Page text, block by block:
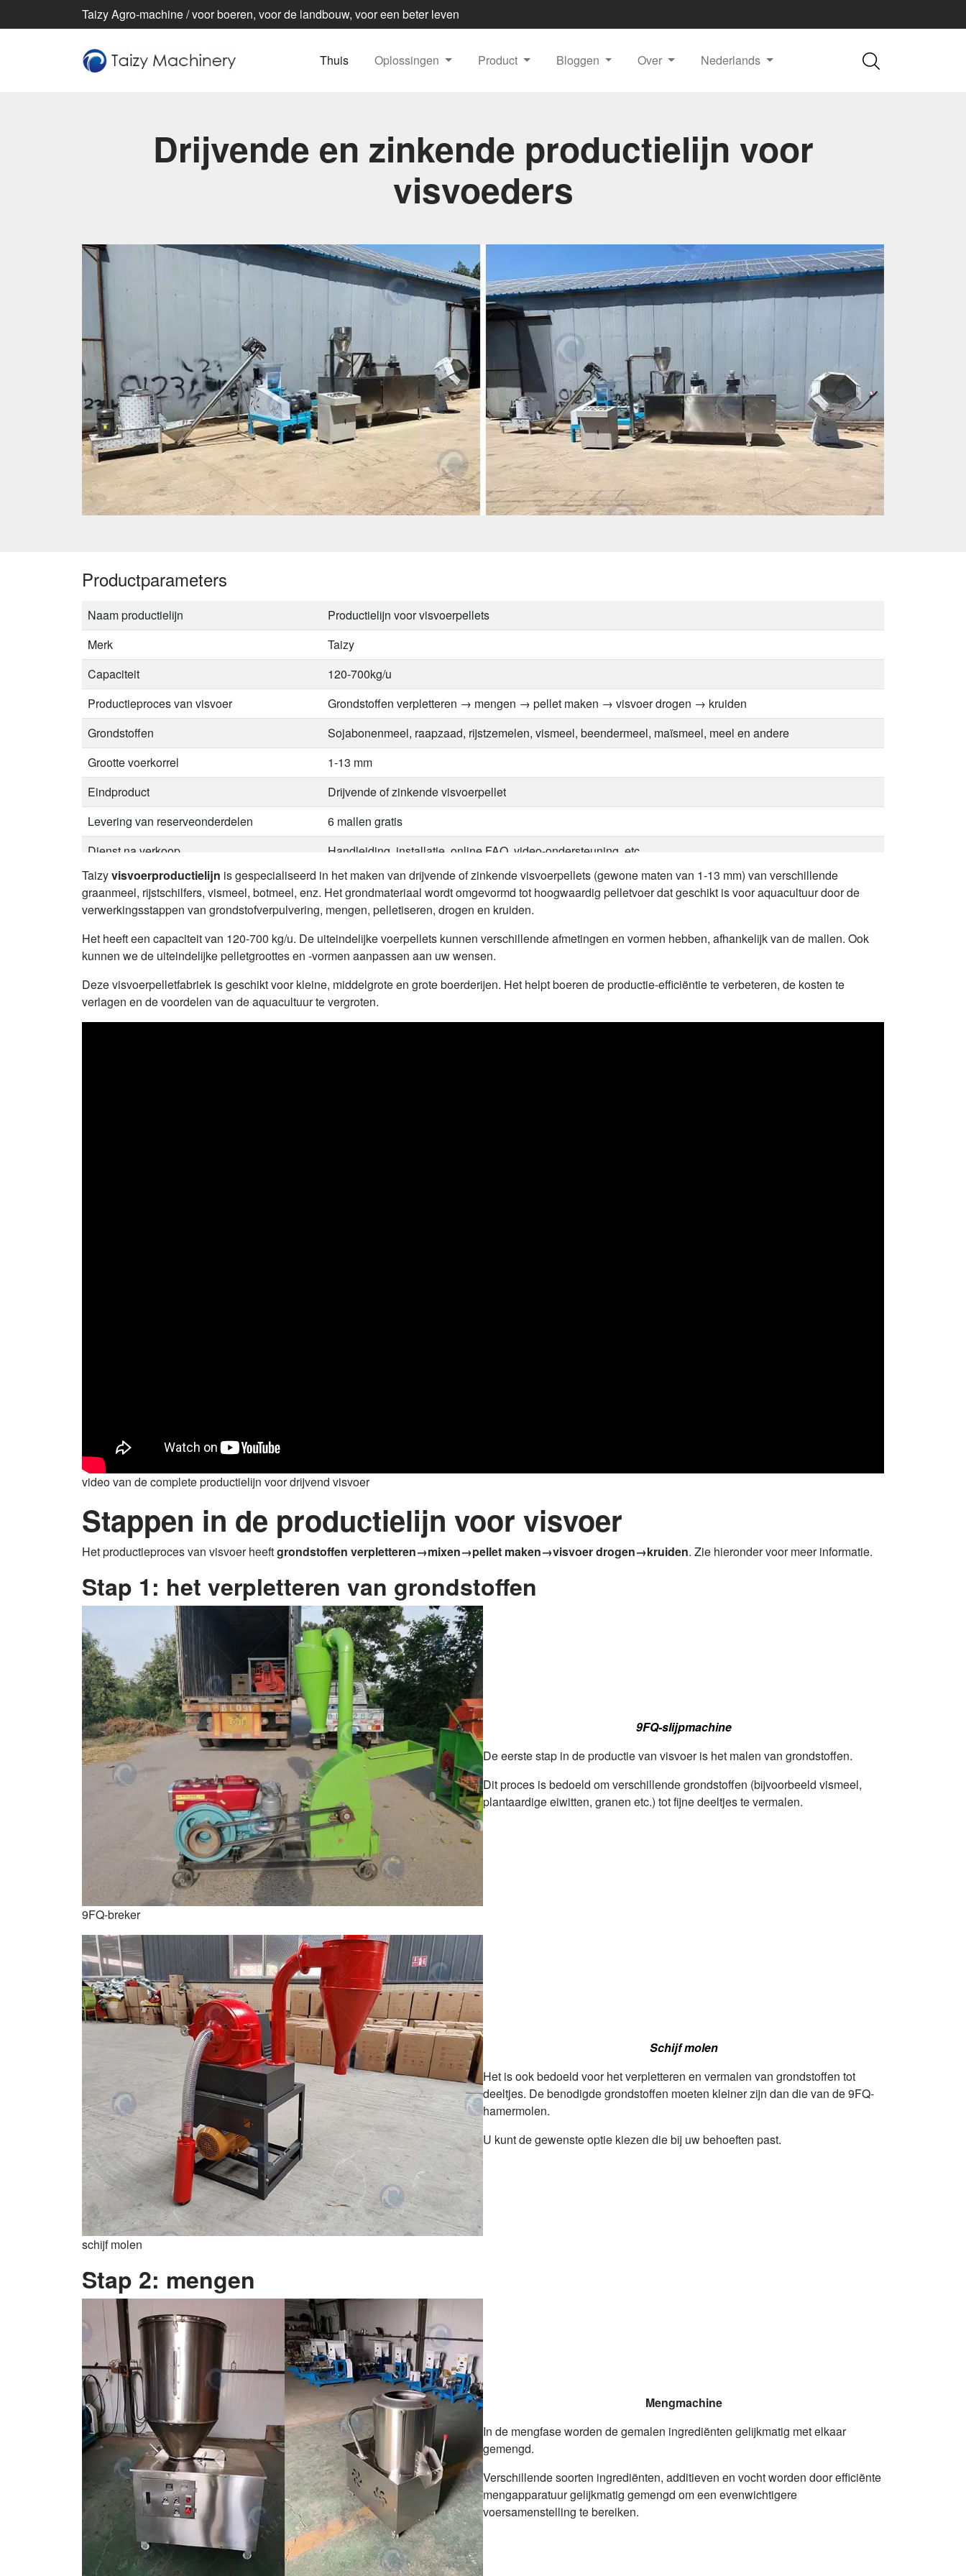
Taizy Agro-machine / voor boeren, voor de landbouw, voor een beter leven
Thuis Oplossingen Product Bloggen Over Nederlands
Drijvende en zinkende productielijn voor
visvoeders
Productparameters
Naam productielijn
Productielijn voor visvoerpellets
Merk
Taizy
Capaciteit
120-700kg/u
Productieproces van visvoer
Grondstoffen verpletteren → mengen → pellet maken → visvoer drogen → kruiden
Grondstoffen
Sojabonenmeel, raapzaad, rijstzemelen, vismeel, beendermeel, maïsmeel, meel en andere
Grootte voerkorrel
1-13 mm
Eindproduct
Drijvende of zinkende visvoerpellet
Levering van reserveonderdelen
6 mallen gratis
Dienst na verkoop
Handleiding, installatie, online FAQ, video-ondersteuning, etc.
Taizyvisvoerproductielijn is gespecialiseerd in het maken van drijvende of zinkende visvoerpellets (gewone maten van 1-13 mm) van verschillende
graanmeel, rijstschilfers, vismeel, botmeel, enz. Het grondmateriaal wordt omgevormd tot hoogwaardig pelletvoer dat geschikt is voor aquacultuur door de
verwerkingsstappen van grondstofverpulvering, mengen, pelletiseren, drogen en kruiden.
Het heeft een capaciteit van 120-700 kg/u. De uiteindelijke voerpellets kunnen verschillende afmetingen en vormen hebben, afhankelijk van de mallen. Ook
kunnen we de uiteindelijke pelletgroottes en -vormen aanpassen aan uw wensen.
Deze visvoerpelletfabriek is geschikt voor kleine, middelgrote en grote boerderijen. Het helpt boeren de productie-efficiëntie te verbeteren, de kosten te
verlagen en de voordelen van de aquacultuur te vergroten.
video van de complete productielijn voor drijvend visvoer
Stappen in de productielijn voor visvoer
Het productieproces van visvoer heeftgrondstoffen verpletteren→mixen→pellet maken→visvoer drogen→kruiden. Zie hieronder voor meer informatie.
Stap 1: het verpletteren van grondstoffen
9FQ-breker
9FQ-slijpmachine
De eerste stap in de productie van visvoer is het malen van grondstoffen.
Dit proces is bedoeld om verschillende grondstoffen (bijvoorbeeld vismeel,
plantaardige eiwitten, granen etc.) tot fijne deeltjes te vermalen.
schijf molen
Schijf molen
Het is ook bedoeld voor het verpletteren en vermalen van grondstoffen tot
deeltjes. De benodigde grondstoffen moeten kleiner zijn dan die van de 9FQ-
hamermolen.
U kunt de gewenste optie kiezen die bij uw behoeften past.
Stap 2: mengen
Mengmachine
In de mengfase worden de gemalen ingrediënten gelijkmatig met elkaar
gemengd.
Verschillende soorten ingrediënten, additieven en vocht worden door efficiënte
mengapparatuur gelijkmatig gemengd om een ​​evenwichtigere
voersamenstelling te bereiken.